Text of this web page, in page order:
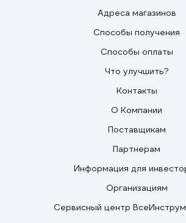
Адреса магазинов
Способы получения
Способы оплаты
Что улучшить?
Контакты
О Компании
Поставщикам
Партнерам
Информация для
Организациям
Сервисный центр